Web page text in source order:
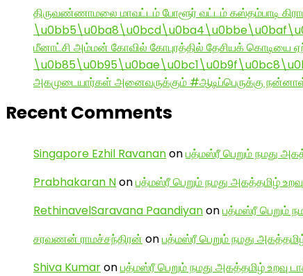
திருவண்ணாமலை மாவட்டம் போளூர் வட்டம் கஸ்தம்பாடி
மீனாட்சி அம்மன் கோவில் கோபுரத்தில் தேசியக் கொடியை
அகமுடையார்கள் அனைவருக்கும் #ஆடிப்பெருக்கு
Recent Comments
Singapore Ezhil Ravananonபத்மஸ்ரீ பெறும் நமது
Prabhakaran Nonபத்மஸ்ரீ பெறும் நமது அகத்தமிழ்
RethinavelSaravana Paandiyanonபத்மஸ்ரீ பெறும்
சரவணன் ராமச்சந்திரன் onபத்மஸ்ரீ பெறும் நமது
Shiva Kumaronபத்மஸ்ரீ பெறும் நமது அகத்தமிழ் உறவு